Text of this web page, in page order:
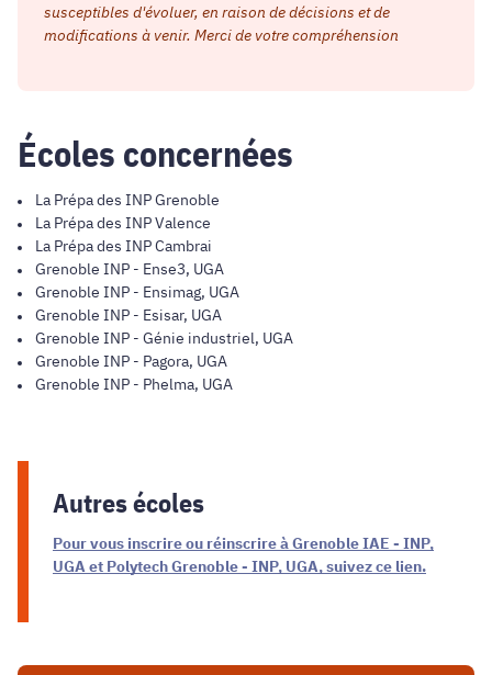
susceptibles d'évoluer, en raison de décisions et de
modifications à venir. Merci de votre compréhension
Écoles concernées
La Prépa des INP Grenoble
La Prépa des INP Valence
La Prépa des INP Cambrai
Grenoble INP - Ense3, UGA
Grenoble INP - Ensimag, UGA
Grenoble INP - Esisar, UGA
Grenoble INP - Génie industriel, UGA
Grenoble INP - Pagora, UGA
Grenoble INP - Phelma, UGA
Autres écoles
Pour vous inscrire ou réinscrire à Grenoble IAE - INP,
UGA et Polytech Grenoble - INP, UGA, suivez ce lien.